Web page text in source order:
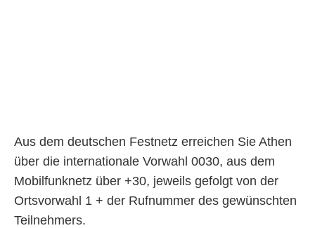
Aus dem deutschen Festnetz erreichen Sie Athen
über die internationale Vorwahl 0030, aus dem
Mobilfunknetz über +30, jeweils gefolgt von der
Ortsvorwahl 1 + der Rufnummer des gewünschten
Teilnehmers.